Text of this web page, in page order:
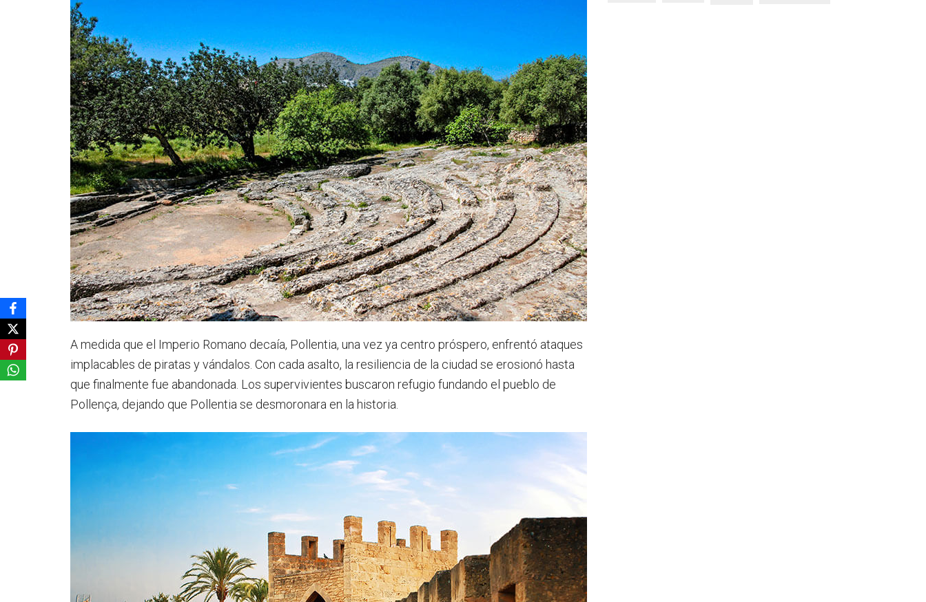
A medida que el Imperio Romano decaía, Pollentia, una vez ya centro próspero, enfrentó ataques
implacables de piratas y vándalos. Con cada asalto, la resiliencia de la ciudad se erosionó hasta
que finalmente fue abandonada. Los supervivientes buscaron refugio fundando el pueblo de
Pollença, dejando que Pollentia se desmoronara en la historia.